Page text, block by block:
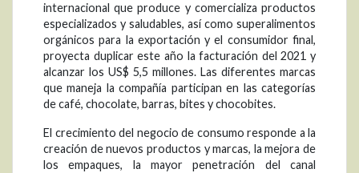
internacional que produce y comercializa productos
especializados y saludables, así como superalimentos
orgánicos para la exportación y el consumidor final,
proyecta duplicar este año la facturación del 2021 y
alcanzar los US$ 5,5 millones. Las diferentes marcas
que maneja la compañía participan en las categorías
de café, chocolate, barras, bites y chocobites.
El crecimiento del negocio de consumo responde a la
creación de nuevos productos y marcas, la mejora de
los empaques, la mayor penetración del canal